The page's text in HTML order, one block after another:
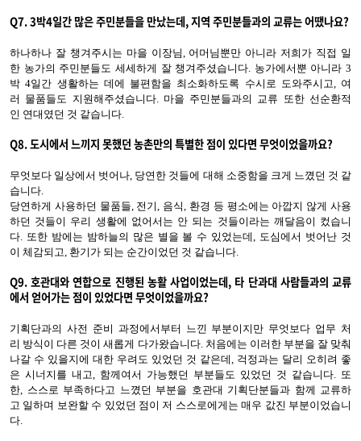
Q7.3박4일간 많은 주민분들을 만났는데, 지역 주민분들과의 교류는 어땠나요?
하나하나 잘 챙겨주시는 마을 이장님, 어머님뿐만 아니라 저희가 직접 일
한 농가의 주민분들도 세세하게 잘 챙겨주셨습니다. 농가에서뿐 아니라 3
박 4일간 생활하는 데에 불편함을 최소화하도록 수시로 도와주시고, 여
러 물품들도 지원해주셨습니다. 마을 주민분들과의 교류 또한 선순환적
인 연대였던 것 같습니다.
Q8.도시에서 느끼지 못했던 농촌만의 특별한 점이 있다면 무엇이었을까요?
무엇보다 일상에서 벗어나, 당연한 것들에 대해 소중함을 크게 느꼈던 것 같
습니다.
당연하게 사용하던 물품들, 전기, 음식, 환경 등 평소에는 아깝지 않게 사용
하던 것들이 우리 생활에 없어서는 안 되는 것들이라는 깨달음이 컸습니
다. 또한 밤에는 밤하늘의 많은 별을 볼 수 있었는데, 도심에서 벗어난 것
이 체감되고, 환기가 되는 순간이었던 것 같습니다.
Q9. 호관대와연합으로 진행된 농활 사업이었는데, 타 단과대 사람들과의 교류
에서 얻어가는 점이 있었다면 무엇이었을까요?
기획단과의 사전 준비 과정에서부터 느낀 부분이지만 무엇보다 업무 처
리 방식이 다른 것이 새롭게 다가왔습니다. 처음에는 이러한 부분을 잘 맞춰
나갈 수 있을지에 대한 우려도 있었던 것 같은데, 걱정과는 달리 오히려 좋
은 시너지를 내고, 함께여서 가능했던 부분들도 있었던 것 같습니다. 또
한, 스스로 부족하다고 느꼈던 부분을 호관대 기획단분들과 함께 교류하
고 일하며 보완할 수 있었던 점이 저 스스로에게는 매우 값진 부분이었습니
다.